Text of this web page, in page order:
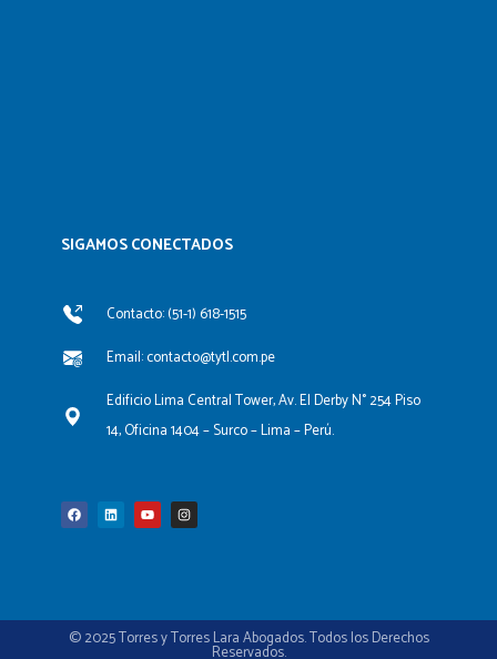
SIGAMOS CONECTADOS​
Contacto: (51-1) 618-1515
Email: contacto@tytl.com.pe
Edificio Lima Central Tower, Av. El Derby N° 254 Piso
14, Oficina 1404 – Surco – Lima – Perú.
c
e
b
k
e
u
t
u
s
t
a
© 2025 Torres y Torres Lara Abogados. Todos los Derechos
Reservados.